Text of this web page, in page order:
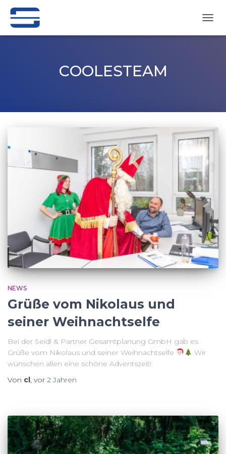
COOLESTEAM
NEWS
Grüße vom Nikolaus und
seiner Weihnachtselfe
Bei der Seidl & Partner Gesamtplanung GmbH gab es
Grüße vom Nikolaus und seiner Weihnachtselfe
Wir
wünschen allen eine schöne Adventszeit!
Von cl, vor 2 Jahren